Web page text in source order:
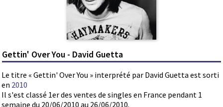
Gettin' Over You - David Guetta
Le titre « Gettin' Over You » interprété par David Guetta est sorti
en 2010
Il s'est classé 1er des ventes de singles en France pendant 1
semaine du 20/06/2010 au 26/06/2010.